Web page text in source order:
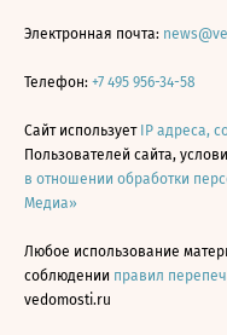
Электронная почта:
Телефон: +7 495 956-34-58
Сайт использует IP адреса,
Пользователей сайта,
в отношении обработки
Медиа»
Любое использование
соблюдении правил
vedomosti.ru